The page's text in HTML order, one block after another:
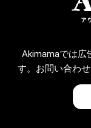
Akimamaでは広
す。お問い合わ